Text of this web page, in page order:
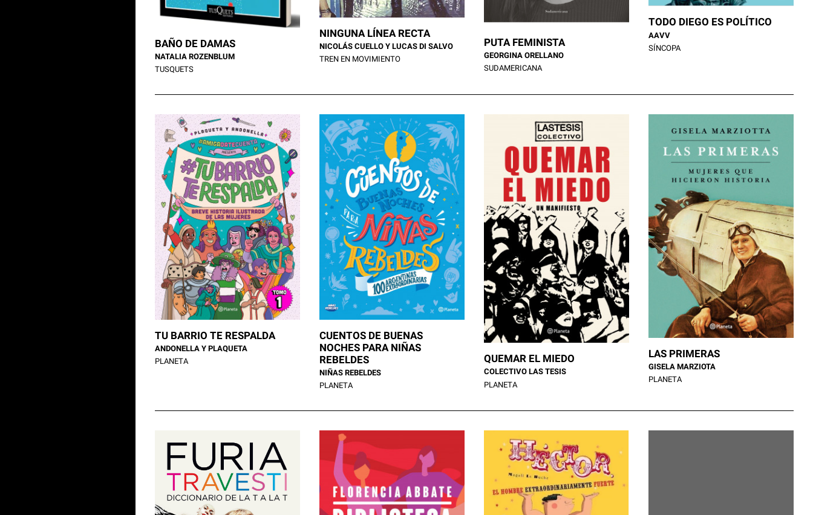
BAÑO DE DAMAS
NATALIA ROZENBLUM
TUSQUETS
NINGUNA LÍNEA RECTA
NICOLÁS CUELLO Y LUCAS DI SALVO
TREN EN MOVIMIENTO
PUTA FEMINISTA
GEORGINA ORELLANO
SUDAMERICANA
TODO DIEGO ES POLÍTICO
AAVV
SÍNCOPA
TU BARRIO TE RESPALDA
ANDONELLA Y PLAQUETA
PLANETA
CUENTOS DE BUENAS
NOCHES PARA NIÑAS
REBELDES
NIÑAS REBELDES
PLANETA
QUEMAR EL MIEDO
COLECTIVO LAS TESIS
PLANETA
LAS PRIMERAS
GISELA MARZIOTA
PLANETA